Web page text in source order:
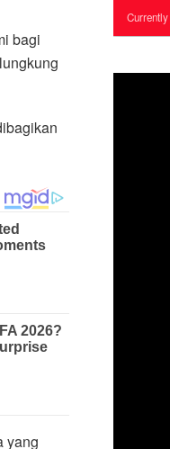
bagi
yang